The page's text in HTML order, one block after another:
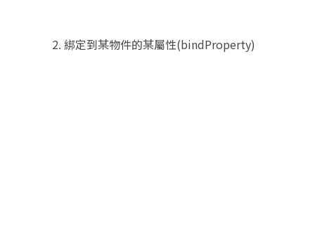
2. 綁定到某物件的某屬性(bindProperty)